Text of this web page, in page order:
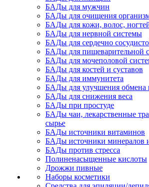
БАДы для мужчин
БАДы для очищения
БАДы для кожи, волос,
БАДы для нервной системы
БАДы для сердечно
БАДы для пищеварительной
БАДы для мочеполовой
БАДы для костей и суставов
БАДы для иммунитета
БАДы для улучшения обмена
БАДы для снижения веса
БАДы при простуде
БАДы чаи, лекарственные
сырье
БАДы источники витаминов
БАДы источники минералов
БАДы против стресса
Полиненасыщенные кислоты
Дрожжи пивные
Наборы косметики